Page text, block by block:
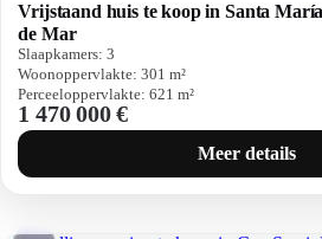
Vrijstaand huis te koop in Santa
de Mar
Slaapkamers:3
Woonoppervlakte:301 m²
Perceeloppervlakte:621 m²
1 470 000 €
Meer details